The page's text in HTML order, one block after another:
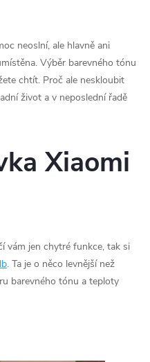
neoslní, ale hlavně ani
Výběr barevného tónu
chtít. Proč ale neskloubit
život a v neposlední řadě
Xiaomi
vám jen chytré funkce, tak si
. Ta je o něco levnější než
barevného tónu a teploty